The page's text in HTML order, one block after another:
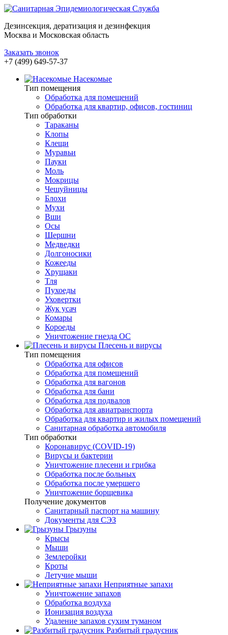
Дезинсекция, дератизация и дезинфекция
Москва и Московская область
Заказать звонок
+7 (499) 649-57-37
Насекомые
Тип помещения
Обработка для помещений
Обработка для квартир, офисов, гостиниц
Тип обработки
Тараканы
Клопы
Клещи
Муравьи
Пауки
Моль
Мокрицы
Чешуйницы
Блохи
Мухи
Вши
Осы
Шершни
Медведки
Долгоносики
Кожееды
Хрущаки
Тля
Пухоеды
Уховертки
Жук усач
Комары
Короеды
Уничтожение гнезда ОС
Плесень и вирусы
Тип помещения
Обработка для офисов
Обработка для помещений
Обработка для вагонов
Обработка для бани
Обработка для подвалов
Обработка для авиатранспорта
Обработка для квартир и жилых помещений
Санитарная обработка автомобиля
Тип обработки
Коронавирус (COVID-19)
Вирусы и бактерии
Уничтожение плесени и грибка
Обработка после больных
Обработка после умершего
Уничтожение борщевика
Получение документов
Санитарный паспорт на машину
Документы для СЭЗ
Грызуны
Крысы
Мыши
Землеройки
Кроты
Летучие мыши
Неприятные запахи
Уничтожение запахов
Обработка воздуха
Ионизация воздуха
Удаление запахов сухим туманом
Разбитый градусник